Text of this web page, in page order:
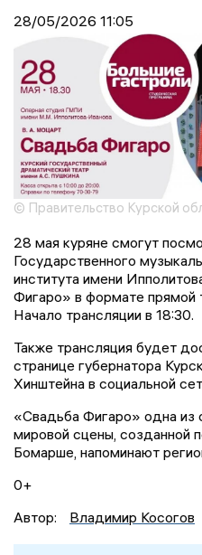
28/05/2026 11:05
© Правительство Курской
28 мая куряне смогут
Государственного
института имени
Фигаро» в формате прямой
Начало трансляции в 18:30.
Также трансляция будет
странице губернатора
Хинштейна в социальной
«Свадьба Фигаро» одна из
мировой сцены, созданной
Бомарше, напоминают
0+
Автор:
Владимир Косогов